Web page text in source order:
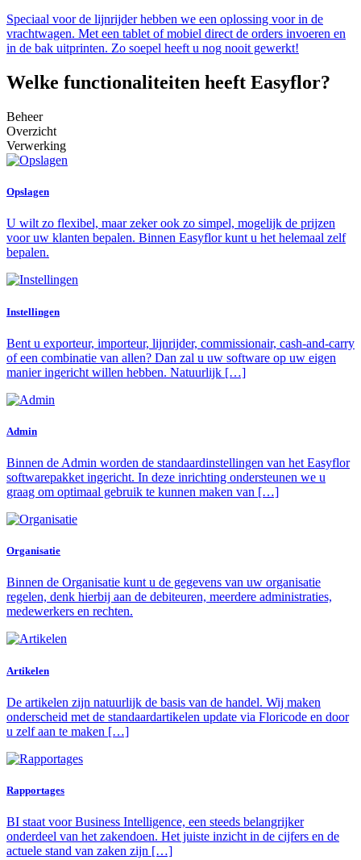
Speciaal voor de lijnrijder hebben we een oplossing voor in de
vrachtwagen. Met een tablet of mobiel direct de orders invoeren en
in de bak uitprinten. Zo soepel heeft u nog nooit gewerkt!
Welke functionaliteiten heeft Easyflor?
Beheer
Overzicht
Verwerking
Opslagen
U wilt zo flexibel, maar zeker ook zo simpel, mogelijk de prijzen
voor uw klanten bepalen. Binnen Easyflor kunt u het helemaal zelf
bepalen.
Instellingen
Bent u exporteur, importeur, lijnrijder, commissionair, cash-and-carry
of een combinatie van allen? Dan zal u uw software op uw eigen
manier ingericht willen hebben. Natuurlijk […]
Admin
Binnen de Admin worden de standaardinstellingen van het Easyflor
softwarepakket ingericht. In deze inrichting ondersteunen we u
graag om optimaal gebruik te kunnen maken van […]
Organisatie
Binnen de Organisatie kunt u de gegevens van uw organisatie
regelen, denk hierbij aan de debiteuren, meerdere administraties,
medewerkers en rechten.
Artikelen
De artikelen zijn natuurlijk de basis van de handel. Wij maken
onderscheid met de standaardartikelen update via Floricode en door
u zelf aan te maken […]
Rapportages
BI staat voor Business Intelligence, een steeds belangrijker
onderdeel van het zakendoen. Het juiste inzicht in de cijfers en de
actuele stand van zaken zijn […]